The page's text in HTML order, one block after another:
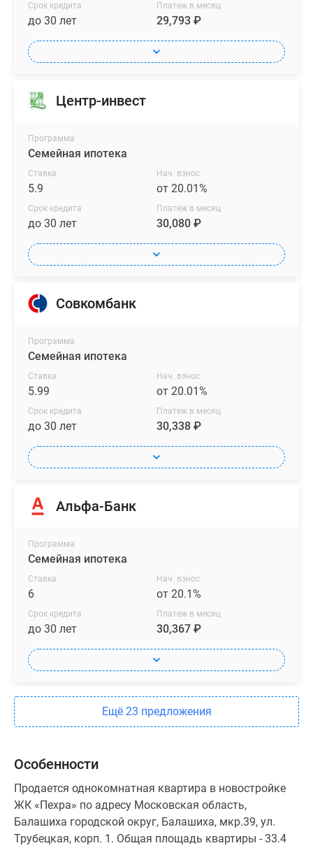
Срок кредита
до 30 лет
Платеж в месяц
29,793 ₽
Центр-инвест
Программа
Семейная ипотека
Ставка
5.9
Нач. взнос
от 20.01%
Срок кредита
до 30 лет
Платеж в месяц
30,080 ₽
Совкомбанк
Программа
Семейная ипотека
Ставка
5.99
Нач. взнос
от 20.01%
Срок кредита
до 30 лет
Платеж в месяц
30,338 ₽
Альфа-Банк
Программа
Семейная ипотека
Ставка
6
Нач. взнос
от 20.1%
Срок кредита
до 30 лет
Платеж в месяц
30,367 ₽
Ещё 23 предложения
Особенности
Продается однокомнатная квартира в новостройке
ЖК «Пехра» по адресу Московская область,
Балашиха городской округ, Балашиха, мкр.39, ул.
Трубецкая, корп. 1. Общая площадь квартиры - 33.4